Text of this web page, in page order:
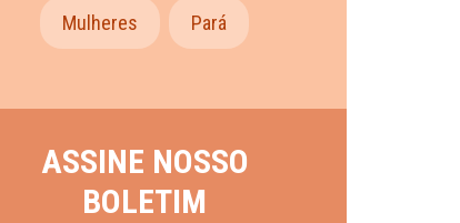
Mulheres Pará
ASSINE NOSSO
BOLETIM